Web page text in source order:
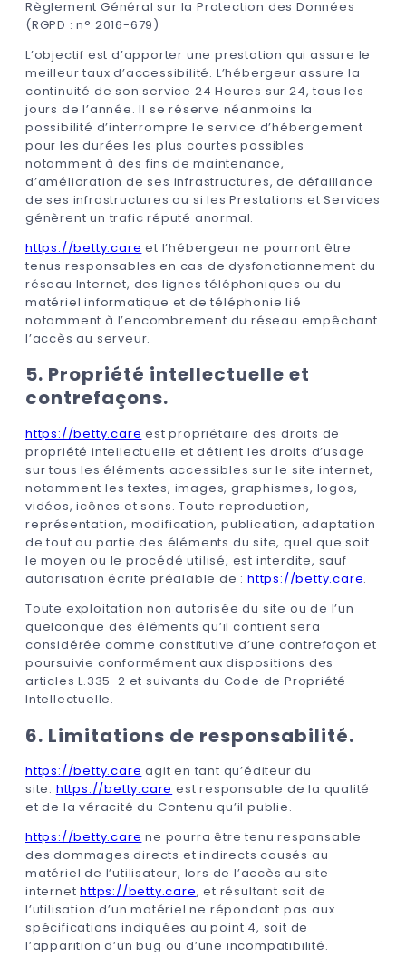
Règlement Général sur la Protection des Données
(RGPD : n° 2016-679)
L’objectif est d’apporter une prestation qui assure le
meilleur taux d’accessibilité. L’hébergeur assure la
continuité de son service 24 Heures sur 24, tous les
jours de l’année. Il se réserve néanmoins la
possibilité d’interrompre le service d’hébergement
pour les durées les plus courtes possibles
notamment à des fins de maintenance,
d’amélioration de ses infrastructures, de défaillance
de ses infrastructures ou si les Prestations et Services
génèrent un trafic réputé anormal.
https://betty.care et l’hébergeur ne pourront être
tenus responsables en cas de dysfonctionnement du
réseau Internet, des lignes téléphoniques ou du
matériel informatique et de téléphonie lié
notamment à l’encombrement du réseau empêchant
l’accès au serveur.
5. Propriété intellectuelle et
contrefaçons.
https://betty.care est propriétaire des droits de
propriété intellectuelle et détient les droits d’usage
sur tous les éléments accessibles sur le site internet,
notamment les textes, images, graphismes, logos,
vidéos, icônes et sons. Toute reproduction,
représentation, modification, publication, adaptation
de tout ou partie des éléments du site, quel que soit
le moyen ou le procédé utilisé, est interdite, sauf
autorisation écrite préalable de :https://betty.care.
Toute exploitation non autorisée du site ou de l’un
quelconque des éléments qu’il contient sera
considérée comme constitutive d’une contrefaçon et
poursuivie conformément aux dispositions des
articles L.335-2 et suivants du Code de Propriété
Intellectuelle.
6. Limitations de responsabilité.
https://betty.care agit en tant qu’éditeur du
site. https://betty.care est responsable de la qualité
et de la véracité du Contenu qu’il publie.
https://betty.care ne pourra être tenu responsable
des dommages directs et indirects causés au
matériel de l’utilisateur, lors de l’accès au site
internethttps://betty.care, et résultant soit de
l’utilisation d’un matériel ne répondant pas aux
spécifications indiquées au point 4, soit de
l’apparition d’un bug ou d’une incompatibilité.